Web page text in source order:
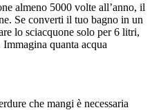
almeno 5000 volte all’anno, il
Se converti il tuo bagno in un
lo sciacquone solo per 6 litri,
quanta acqua
che mangi è necessaria